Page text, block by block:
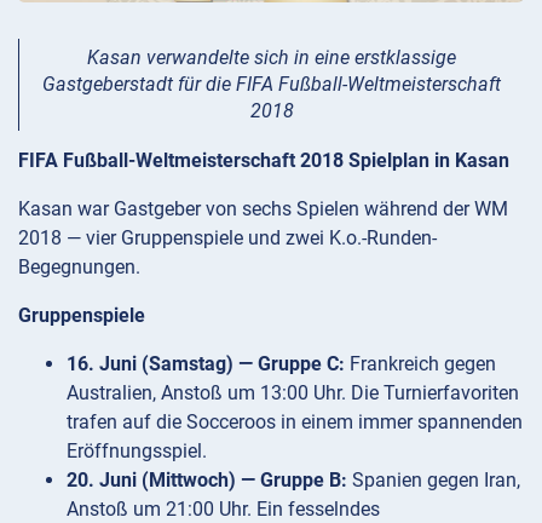
Kasan verwandelte sich in eine erstklassige
Gastgeberstadt für die FIFA Fußball-Weltmeisterschaft
2018
FIFA Fußball-Weltmeisterschaft 2018 Spielplan in Kasan
Kasan war Gastgeber von sechs Spielen während der WM
2018 — vier Gruppenspiele und zwei K.o.-Runden-
Begegnungen.
Gruppenspiele
16. Juni (Samstag) — Gruppe C: Frankreich gegen
Australien, Anstoß um 13:00 Uhr. Die Turnierfavoriten
trafen auf die Socceroos in einem immer spannenden
Eröffnungsspiel.
20. Juni (Mittwoch) — Gruppe B: Spanien gegen Iran,
Anstoß um 21:00 Uhr. Ein fesselndes